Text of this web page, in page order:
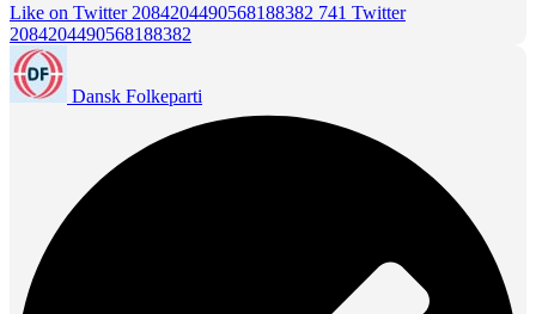
Like on Twitter 2084204490568188382 741 Twitter
2084204490568188382
Dansk Folkeparti